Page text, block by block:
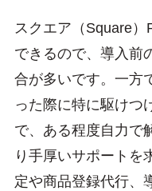
スクエア（Square）
できるので、導入前
合が多いです。一方
った際に特に駆けつ
で、ある程度自力で
り手厚いサポートを
定や商品登録代行、